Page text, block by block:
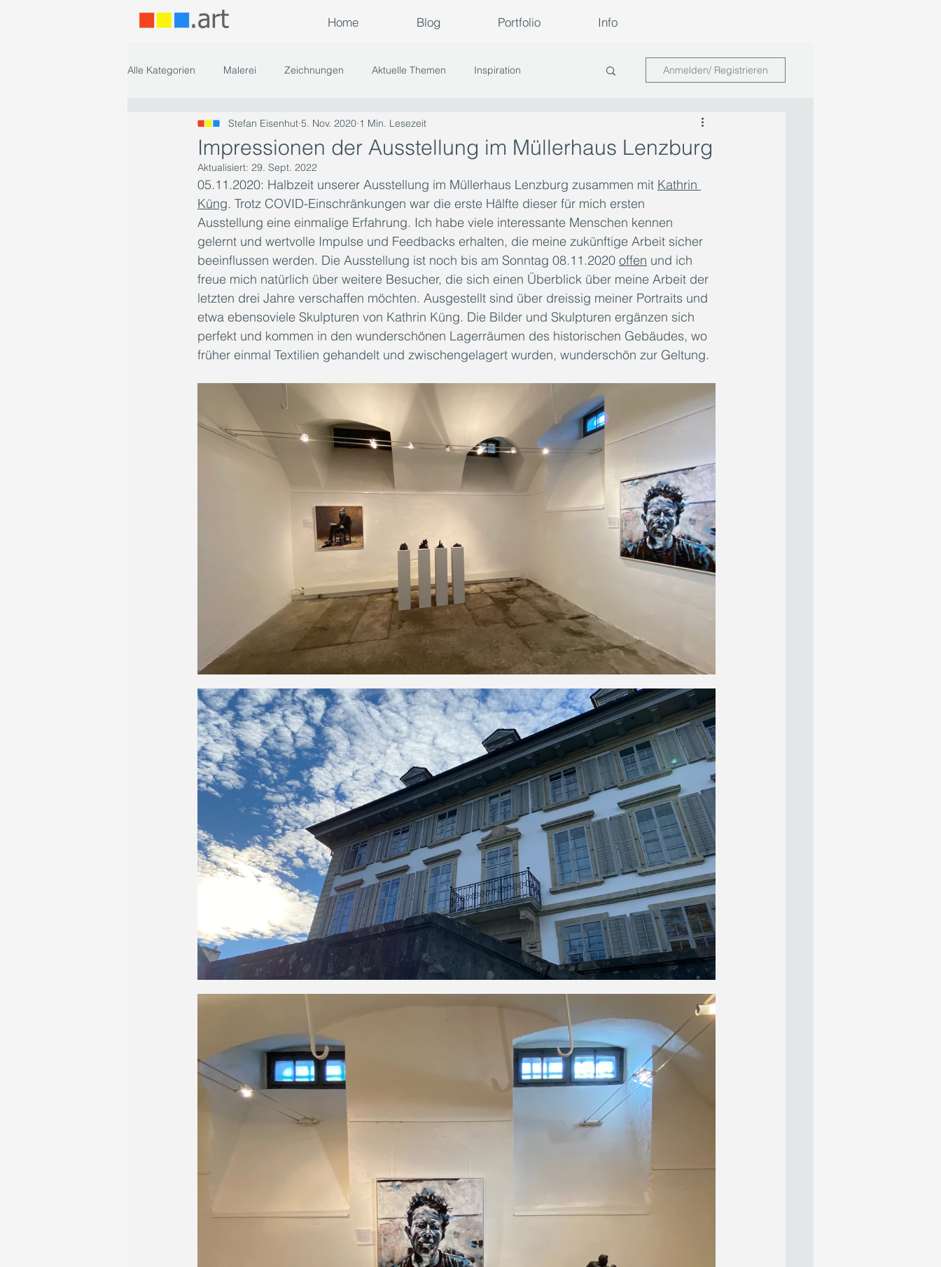
Home Blog Portfolio Info
Alle Kategorien Malerei Zeichnungen Aktuelle Themen Inspiration Anmelden/ Registrieren
Impressionen der Ausstellung im Müllerhaus Lenzburg
Stefan Eisenhut 5. Nov. 2020 1 Min. Lesezeit
Aktualisiert: 29. Sept. 2022
05.11.2020: Halbzeit unserer Ausstellung im Müllerhaus Lenzburg zusammen mit Kathrin
Küng. Trotz COVID-Einschränkungen war die erste Hälfte dieser für mich ersten
Ausstellung eine einmalige Erfahrung. Ich habe viele interessante Menschen kennen
gelernt und wertvolle Impulse und Feedbacks erhalten, die meine zukünftige Arbeit sicher
beeinflussen werden. Die Ausstellung ist noch bis am Sonntag 08.11.2020 offen und ich
freue mich natürlich über weitere Besucher, die sich einen Überblick über meine Arbeit der
letzten drei Jahre verschaffen möchten. Ausgestellt sind über dreissig meiner Portraits und
etwa ebensoviele Skulpturen von Kathrin Küng. Die Bilder und Skulpturen ergänzen sich
perfekt und kommen in den wunderschönen Lagerräumen des historischen Gebäudes, wo
früher einmal Textilien gehandelt und zwischengelagert wurden, wunderschön zur Geltung.